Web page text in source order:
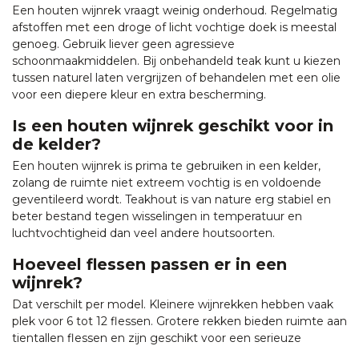
Een houten wijnrek vraagt weinig onderhoud. Regelmatig
afstoffen met een droge of licht vochtige doek is meestal
genoeg. Gebruik liever geen agressieve
schoonmaakmiddelen. Bij onbehandeld teak kunt u kiezen
tussen naturel laten vergrijzen of behandelen met een olie
voor een diepere kleur en extra bescherming.
Is een houten wijnrek geschikt voor in
de kelder?
Een houten wijnrek is prima te gebruiken in een kelder,
zolang de ruimte niet extreem vochtig is en voldoende
geventileerd wordt. Teakhout is van nature erg stabiel en
beter bestand tegen wisselingen in temperatuur en
luchtvochtigheid dan veel andere houtsoorten.
Hoeveel flessen passen er in een
wijnrek?
Dat verschilt per model. Kleinere wijnrekken hebben vaak
plek voor 6 tot 12 flessen. Grotere rekken bieden ruimte aan
tientallen flessen en zijn geschikt voor een serieuze